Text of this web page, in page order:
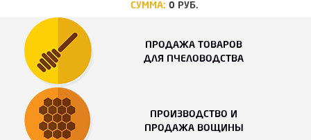
СУММА: 0 РУБ.
ПРОДАЖА ТОВАРОВ
ДЛЯ ПЧЕЛОВОДСТВА
ПРОИЗВОДСТВО И
ПРОДАЖА ВОЩИНЫ